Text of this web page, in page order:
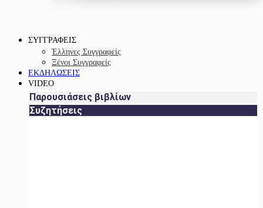
ΣΥΓΓΡΑΦΕΙΣ
Έλληνες Συγγραφείς
Ξένοι Συγγραφείς
ΕΚΔΗΛΩΣΕΙΣ
VIDEO
Παρουσιάσεις βιβλίων
Συζητήσεις